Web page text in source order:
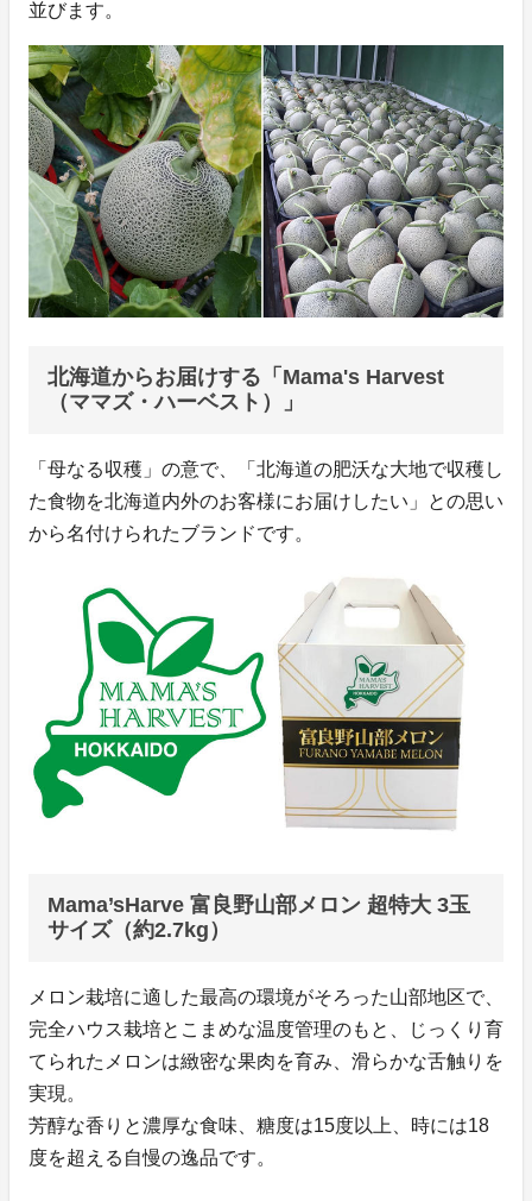
並びます。
北海道からお届けする「Mama's Harvest
（ママズ・ハーベスト）」
「母なる収穫」の意で、「北海道の肥沃な大地で収穫し
た食物を北海道内外のお客様にお届けしたい」との思い
から名付けられたブランドです。
Mama’sHarve 富良野山部メロン 超特大 3玉
サイズ（約2.7kg）
メロン栽培に適した最高の環境がそろった山部地区で、
完全ハウス栽培とこまめな温度管理のもと、じっくり育
てられたメロンは緻密な果肉を育み、滑らかな舌触りを
実現。
芳醇な香りと濃厚な食味、糖度は15度以上、時には18
度を超える自慢の逸品です。